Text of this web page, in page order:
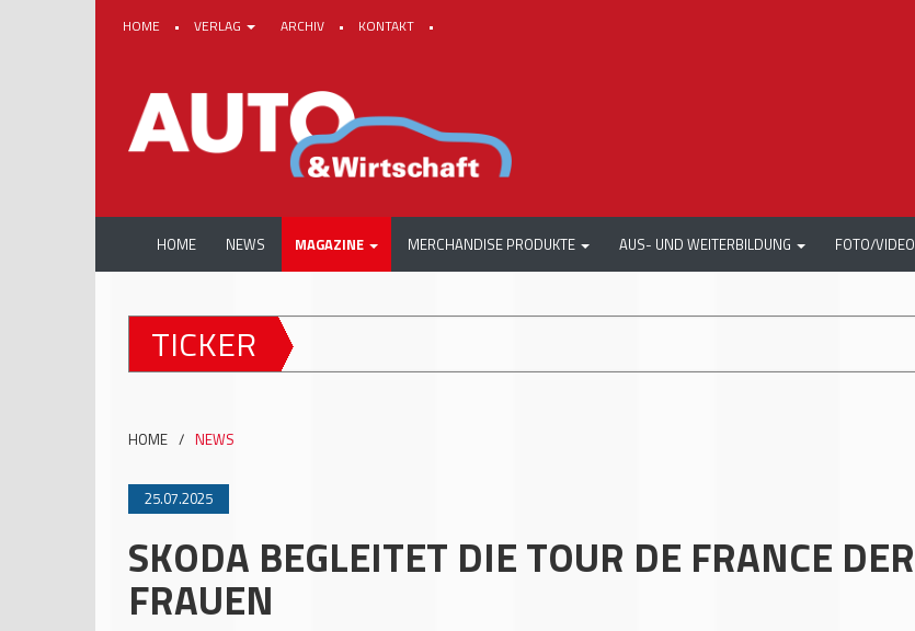
HOME • VERLAG ARCHIV • KONTAKT •
HOME NEWS MAGAZINE MERCHANDISE PRODUKTE AUS- UND WEITERBILDUNG FOTO/VIDEO
TICKER
HOME / NEWS
25.07.2025
SKODA BEGLEITET DIE TOUR DE FRANCE DER
FRAUEN